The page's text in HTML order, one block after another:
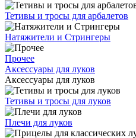
Тетивы и тросы для арбалетов
Натяжители и Стрингеры
Прочее
Аксессуары для луков
Аксессуары для луков
Тетивы и тросы для луков
Плечи для луков